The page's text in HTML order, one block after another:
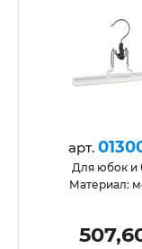
арт.
для юбок
Материал: